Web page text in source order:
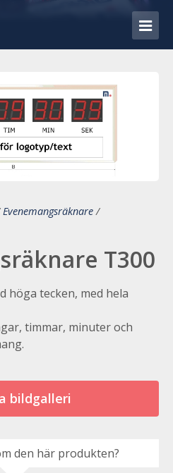
Evenemangsräknare/
T300
höga tecken, med hela
timmar, minuter och
bildgalleri
den här produkten?